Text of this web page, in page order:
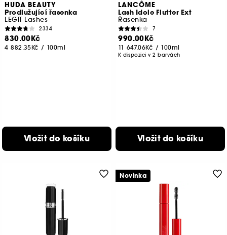
HUDA BEAUTY
Prodlužující řasenka
LEGIT Lashes
2334
830.00Kč
4 882.35Kč / 100ml
Vložit do košíku
LANCÔME
Lash Idole Flutter Ext
Řasenka
7
990.00Kč
11 647.06Kč / 100ml
K dispozici v 2 barvách
Vložit do košíku
Novinka